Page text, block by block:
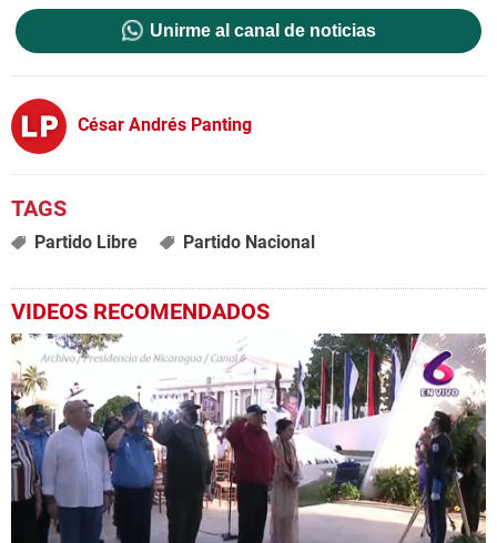
Unirme al canal de noticias
César Andrés Panting
Partido Libre Partido Nacional
VIDEOS RECOMENDADOS